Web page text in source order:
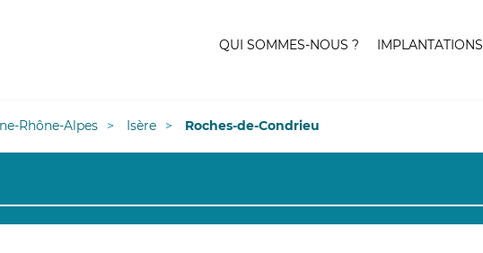
QUI SOMMES-NOUS ? IMPLANTATIONS
Rhône-Alpes Isère Roches-de-Condrieu